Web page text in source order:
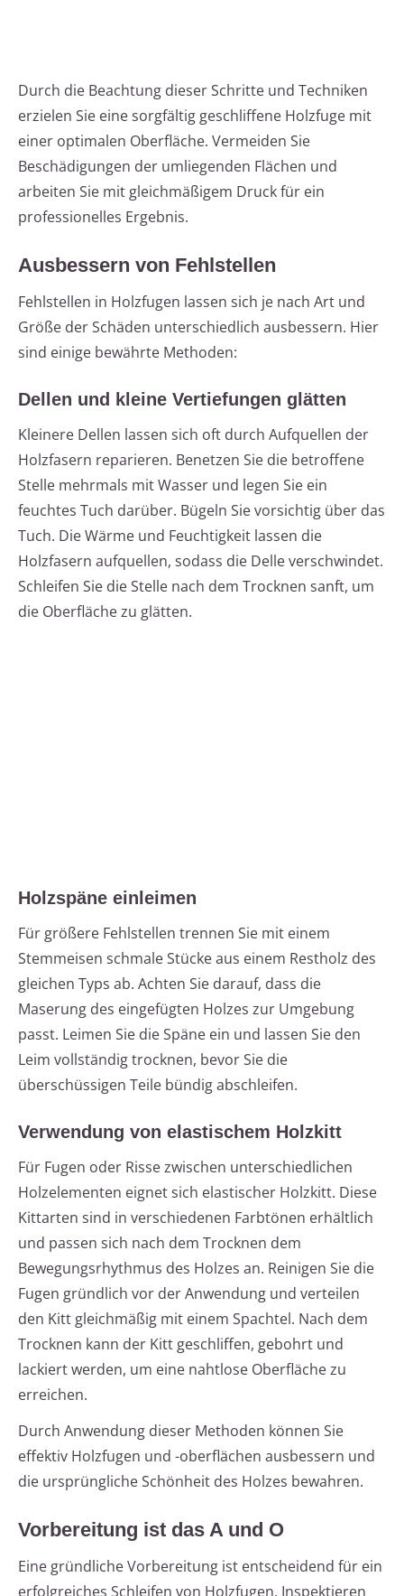
Durch die Beachtung dieser Schritte und Techniken
erzielen Sie eine sorgfältig geschliffene Holzfuge mit
einer optimalen Oberfläche. Vermeiden Sie
Beschädigungen der umliegenden Flächen und
arbeiten Sie mit gleichmäßigem Druck für ein
professionelles Ergebnis.
Ausbessern von Fehlstellen
Fehlstellen in Holzfugen lassen sich je nach Art und
Größe der Schäden unterschiedlich ausbessern. Hier
sind einige bewährte Methoden:
Dellen und kleine Vertiefungen glätten
Kleinere Dellen lassen sich oft durch Aufquellen der
Holzfasern reparieren. Benetzen Sie die betroffene
Stelle mehrmals mit Wasser und legen Sie ein
feuchtes Tuch darüber. Bügeln Sie vorsichtig über das
Tuch. Die Wärme und Feuchtigkeit lassen die
Holzfasern aufquellen, sodass die Delle verschwindet.
Schleifen Sie die Stelle nach dem Trocknen sanft, um
die Oberfläche zu glätten.
Holzspäne einleimen
Für größere Fehlstellen trennen Sie mit einem
Stemmeisen schmale Stücke aus einem Restholz des
gleichen Typs ab. Achten Sie darauf, dass die
Maserung des eingefügten Holzes zur Umgebung
passt. Leimen Sie die Späne ein und lassen Sie den
Leim vollständig trocknen, bevor Sie die
überschüssigen Teile bündig abschleifen.
Verwendung von elastischem Holzkitt
Für Fugen oder Risse zwischen unterschiedlichen
Holzelementen eignet sich elastischer Holzkitt. Diese
Kittarten sind in verschiedenen Farbtönen erhältlich
und passen sich nach dem Trocknen dem
Bewegungsrhythmus des Holzes an. Reinigen Sie die
Fugen gründlich vor der Anwendung und verteilen
den Kitt gleichmäßig mit einem Spachtel. Nach dem
Trocknen kann der Kitt geschliffen, gebohrt und
lackiert werden, um eine nahtlose Oberfläche zu
erreichen.
Durch Anwendung dieser Methoden können Sie
effektiv Holzfugen und -oberflächen ausbessern und
die ursprüngliche Schönheit des Holzes bewahren.
Vorbereitung ist das A und O
Eine gründliche Vorbereitung ist entscheidend für ein
erfolgreiches Schleifen von Holzfugen. Inspektieren